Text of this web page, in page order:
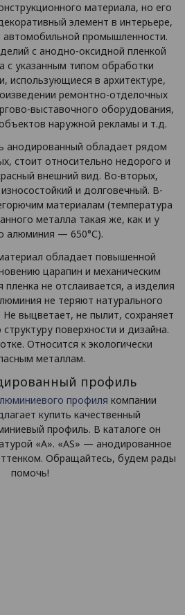
материала, но его
элемент в интерьере,
автомобильной промышленности.
с анодно-оксидной пленкой
с указанным типом обработки
использующиеся в архитектуре,
ремонтно-отделочных
выставочного оборудования,
наружной рекламы и т.д.
анодированный обладает рядом
стоит относительно недорого и
внешний вид. Во-вторых,
и долговечный. В-
материалам (температура
металла такая же, как и у
алюминия — 650°С).
обладает повышенной
царапин и механическим
не отслаивается, а изделия
не теряют натурального
Не выцветает, не пылит, сохраняет
поверхности и дизайна.
Относится к экологически
металлам.
профиль
профиля компании
купить качественный
профиль. В каталоге он
«А». «AS» — анодированное
Обращайтесь, будем рады
помочь!